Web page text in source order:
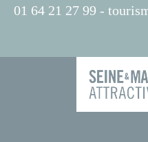
01 64 21 27 99 -